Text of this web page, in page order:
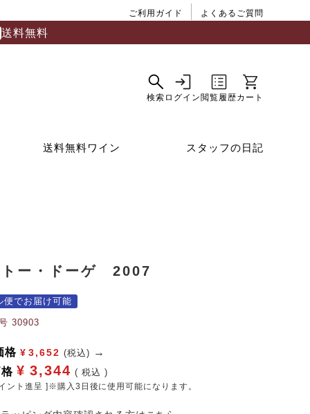
ご利用ガイド よくあるご質問
送料無料
送料無料ワイン スタッフの日記
トー・ドーゲ 2007
便でお届け可能
30903
格 ¥ 3,652 (税込)
¥ 3,344 税込
ント進呈 ]※購入3日後に使用可能になります。